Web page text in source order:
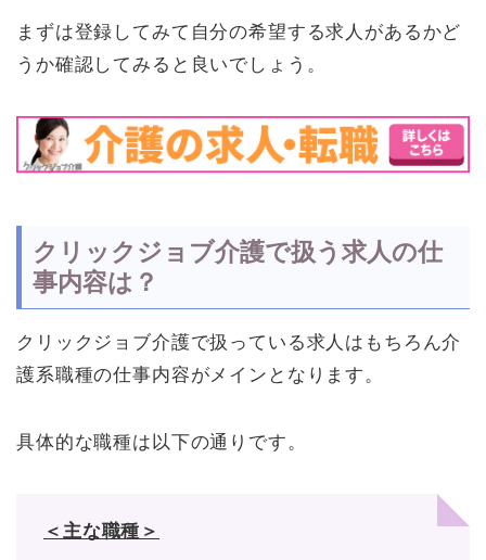
まずは登録してみて自分の希望する求人があるかど
うか確認してみると良いでしょう。
クリックジョブ介護で扱う求人の仕
事内容は？
クリックジョブ介護で扱っている求人はもちろん介
護系職種の仕事内容がメインとなります。
具体的な職種は以下の通りです。
＜主な職種＞